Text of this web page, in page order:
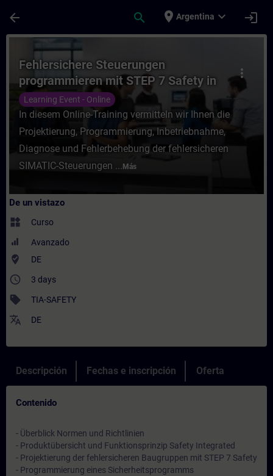
arrow_back search place Argentina expand_more login
Curso - Fehlersichere Steuerungen
more_vert
Fehlersichere Steuerungen
programmieren mit STEP 7 Safety in
TIA Portal (Online-Training)
Learning Event - Online
In diesem Online-Training vermitteln wir Ihnen die
Projektierung, Programmierung, Inbetriebnahme,
Diagnose und Fehlerbehebung der fehlersicheren
SIMATIC-Steuerungen ... Más
De un vistazo
widgets Curso
Avanzado
where_to_vote DE
access_time 3 days
sell TIA-SAFETY
translate DE
Descripción Fechas e inscripción Oferta
Contenido
- Überblick Normen und Richtlinien
- Produktübersicht und Funktionsprinzip Safety Integrated
- Projektierung der fehlersicheren Baugruppen mit STEP 7 Safety
- Programmierung eines Sicherheitsprogramms